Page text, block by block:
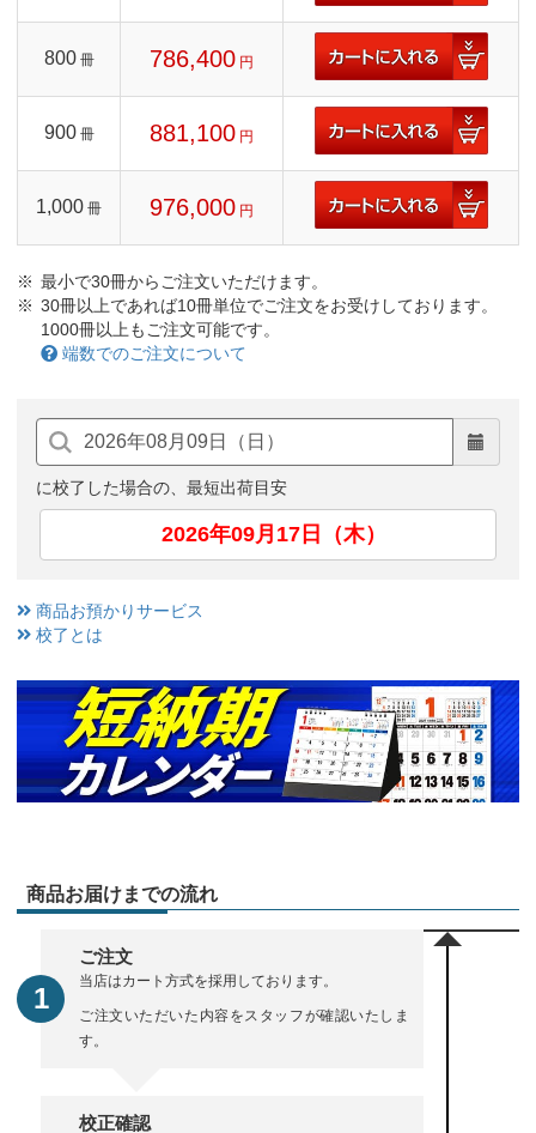
800 冊 786,400 円
900 冊 881,100 円
1,000 冊 976,000 円
最小で30冊からご注文いただけます。
30冊以上であれば10冊単位でご注文をお受けしております。
1000冊以上もご注文可能です。
端数でのご注文について
に校了した場合の、最短出荷目安
2026年09月17日（木）
商品お預かりサービス
校了とは
商品お届けまでの流れ
ご注文
当店はカート方式を採用しております。
ご注文いただいた内容をスタッフが確認いたしま
す。
校正確認